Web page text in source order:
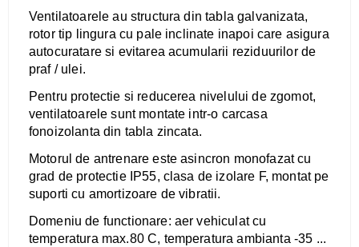
Ventilatoarele au structura din tabla galvanizata,
rotor tip lingura cu pale inclinate inapoi care asigura
autocuratare si evitarea acumularii reziduurilor de
praf / ulei.
​Pentru protectie si reducerea nivelului de zgomot,
ventilatoarele sunt montate intr-o carcasa
fonoizolanta din tabla zincata.
Motorul de antrenare este asincron monofazat cu
grad de protectie IP55, clasa de izolare F, montat pe
suporti cu amortizoare de vibratii.
Domeniu de functionare: aer vehiculat cu
temperatura max.80 C, temperatura ambianta -35 ...